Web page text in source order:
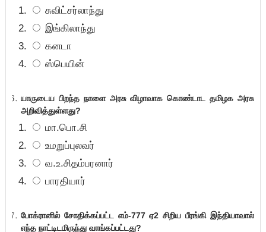
சுவிட்சர்லாந்து
இங்கிலாந்து
கனடா
ஸ்பெயின்
யாருடைய பிறந்த நாளை அரசு விழாவாக கொண்டாட தமிழக அரசு
அறிவித்துள்ளது?
மா.பொ.சி
உமறுப்புலவர்
வ.உ.சிதம்பரனார்
பாரதியார்
போக்ரானில் சோதிக்கப்பட்ட எம்-777 ஏ2 சிறிய பீரங்கி இந்தியாவால்
எந்த நாட்டிடமிருந்து வாங்கப்பட்டது?